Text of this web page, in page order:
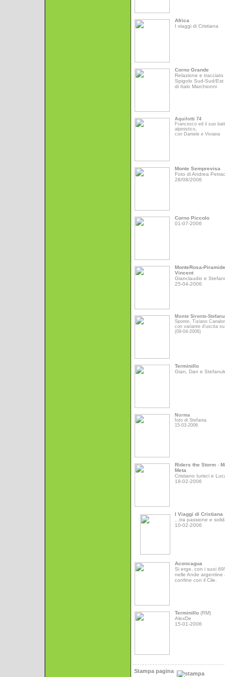
Africa
I viaggi di Cristiana
Corno Grande
Relazione e tracciato
Spigolo Sud-Sud/Est
di Italo Marchionni
Aquilotti 74
Francesco ed il suo
alpinistico,
con Daniele e Viviana
Monte Semprevisa
Foto di Andrea
28/08/2006
Corno Piccolo
01-07-2006
MonteRosa-Piramide
Vincent
Gianclaudio e
25-04-2006
Monte Sirente-
Sponte, Tiziano
con variante d'uscita
(09-04-2006)
Terminillo
Gian, Dan e Stefanuk
Norma
foto di Stefania
15-03-2006
Riders the Storm -
Meta
Cristiano Iurisci e
18-02-2006
I Viaggi di Cristiana
...tra passione e
10-02-2006
Aconcagua
Si erge, con i suoi
nelle Ande argentine
confine con il Cile.
Terminillo (RM)
AlexDe
15-01-2006
Stampa pagina